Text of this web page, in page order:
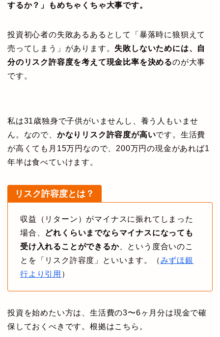
するか？」もめちゃくちゃ大事です。
投資初心者の失敗あるあるとして「暴落時に狼狽えて
売ってしまう」があります。 失敗しないためには、自
分のリスク許容度を考えて現金比率を決めるのが大事
です。
私は31歳独身で子供がいませんし、養う人もいませ
ん。なので、 かなりリスク許容度が高いです。生活費
が高くても月15万円なので、200万円の現金があれば1
年半は食べていけます。
リスク許容度とは？
収益（リターン）がマイナスに振れてしまった
場合、 どれくらいまでならマイナスになっても
受け入れることができるか、という度合いのこ
とを「リスク許容度」といいます。（みずほ銀
行より引用 ）
投資を始めたい方は、生活費の3〜6ヶ月分は現金で確
保しておくべきです。根拠はこちら。